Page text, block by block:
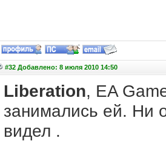
#32 Добавлено: 8 июля 2010 14:50
Liberation, EA
занимались ей. Ни
видел .